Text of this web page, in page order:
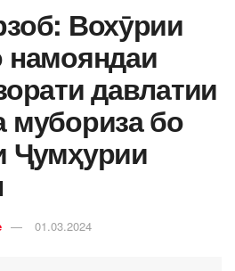
Вохӯрии
намояндаи
давлатии
мубориза бо
Ҷумҳурии
01.03.2024